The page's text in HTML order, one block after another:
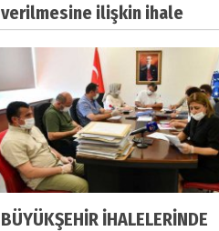
verilmesine ilişkin ihale
BÜYÜKŞEHİR İHALELERİNDE